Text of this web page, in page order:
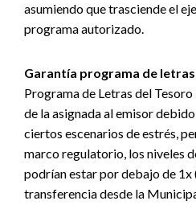
asumiendo que trasciende el
programa autorizado.
Garantía programa de
Programa de Letras del
de la asignada al emisor
ciertos escenarios de estrés,
marco regulatorio, los niveles
podrían estar por debajo de 1x
transferencia desde la